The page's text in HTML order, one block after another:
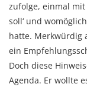
zufolge, einmal
soll‘ und
hatte. Merkwürdig
ein
Doch diese
Agenda. Er wollte